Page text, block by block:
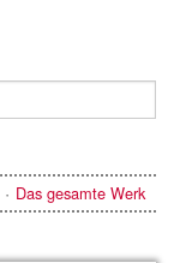
Das gesamte Werk